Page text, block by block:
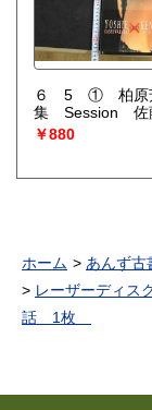
６ 5 ① 柏原
集 Session 佐
￥880
ホーム
あんず古
レーザーディ
話 1枚